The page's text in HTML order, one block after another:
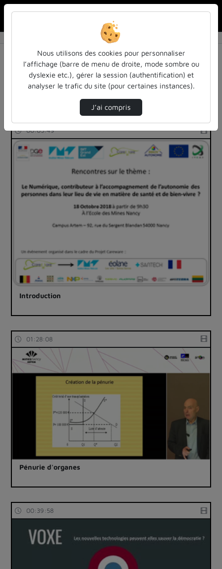
Résultats de la recherche
Filtres actifs (cliquer pour en retirer) :
colloques-et-conferences
l-inp
00:05:49
Introduction
01:28:08
Pénurie d'organes
00:39:58
Nous utilisons des cookies pour personnaliser
l’affichage (barre de menu de droite, mode sombre ou
dyslexie etc.), gérer la session (authentification) et
analyser le trafic du site (pour certaines instances).
J’ai compris